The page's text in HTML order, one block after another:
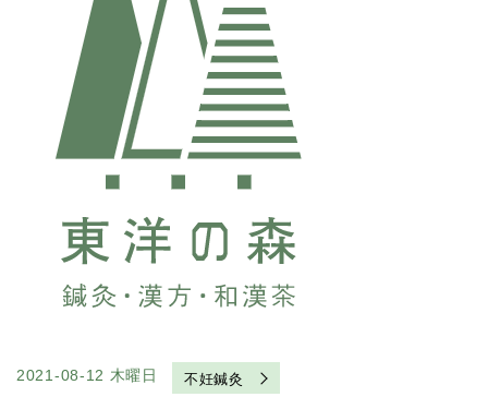
2021-08-12 木曜日 不妊鍼灸